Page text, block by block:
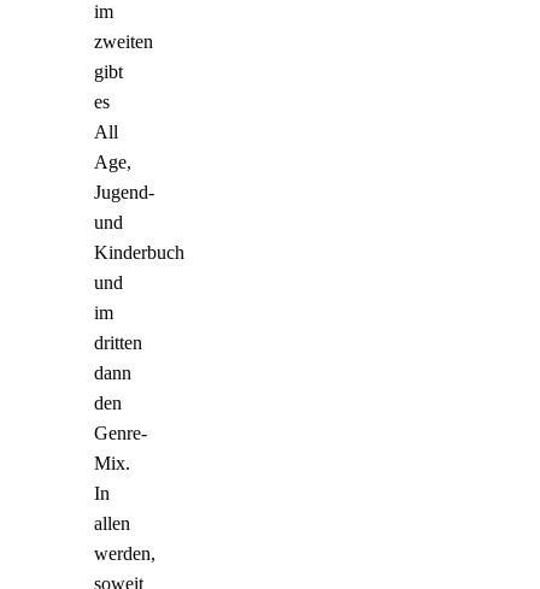
im
zweiten
gibt
es
All
Age,
Jugend-
und
Kinderbuch
und
im
dritten
dann
den
Genre-
Mix.
In
allen
werden,
soweit